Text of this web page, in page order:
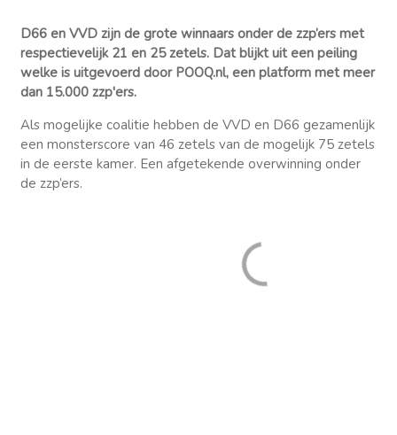
D66 en VVD zijn de grote winnaars onder de zzp’ers met
respectievelijk 21 en 25 zetels. Dat blijkt uit een peiling
welke is uitgevoerd door POOQ.nl, een platform met meer
dan 15.000 zzp'ers.
Als mogelijke coalitie hebben de VVD en D66 gezamenlijk
een monsterscore van 46 zetels van de mogelijk 75 zetels
in de eerste kamer. Een afgetekende overwinning onder
de zzp’ers.